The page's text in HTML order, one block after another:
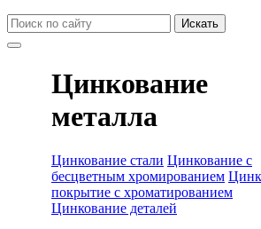
Искать
Цинкование
металла
Цинкование стали Цинкование с
бесцветным хромированием
покрытие с хроматированием
Цинкование деталей